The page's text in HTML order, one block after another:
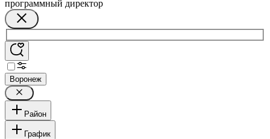
программный директор
Воронеж
Район
График